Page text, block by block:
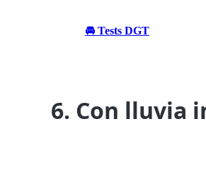
🚘 Tests DGT
6. Con lluvia